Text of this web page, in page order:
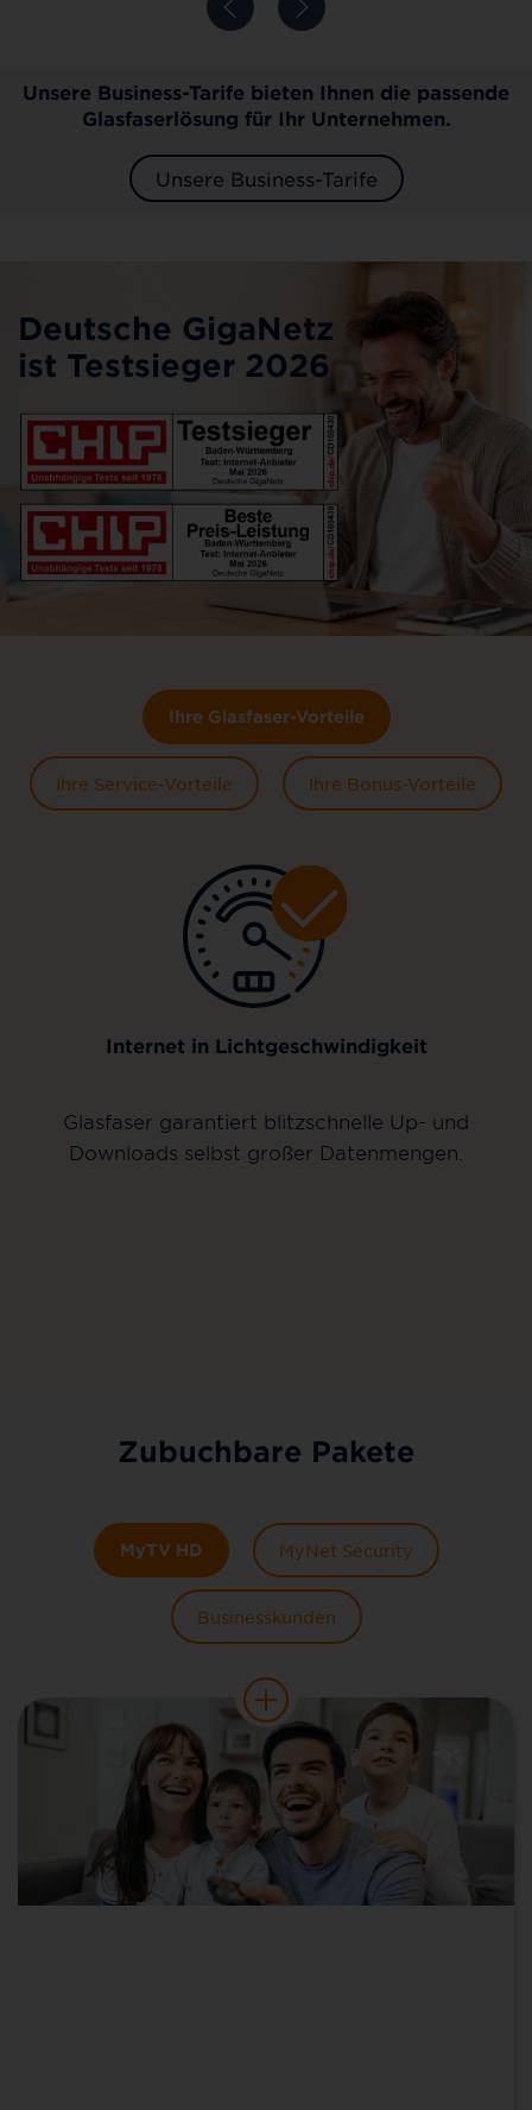
Unsere Business-Tarife bieten Ihnen die passende
Glasfaserlösung für Ihr Unternehmen.
Unsere Business-Tarife
Deutsche GigaNetz
ist Testsieger 2026
Ihre Glasfaser-Vorteile
Ihre Service-Vorteile Ihre Bonus-Vorteile
Internet in Lichtgeschwindigkeit
Glasfaser garantiert blitzschnelle Up- und
Downloads selbst großer Datenmengen.
Zubuchbare Pakete
MyTV HD MyNet Security
Businesskunden